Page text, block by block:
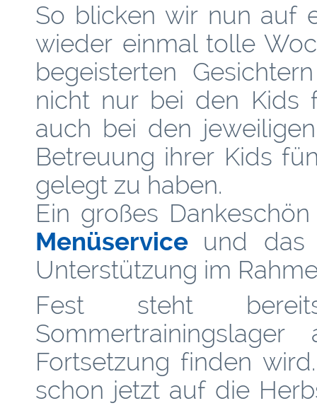
So blicken wir nun auf
wieder einmal tolle
begeisterten
nicht nur bei den Kids
auch bei den
Betreuung ihrer Kids
gelegt zu haben.
Ein großes
Menüservice und
Unterstützung im
Fest steht
Fortsetzung finden
schon jetzt auf die